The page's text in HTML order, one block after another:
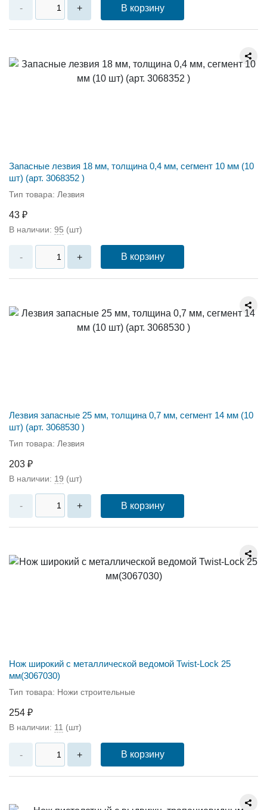
- + В корзину
Запасные лезвия 18 мм, толщина 0,4 мм, сегмент 10 мм (10
шт) (арт. 3068352 )
Тип товара: Лезвия
43 ₽
В наличии: 95 (шт)
- + В корзину
Лезвия запасные 25 мм, толщина 0,7 мм, сегмент 14 мм (10
шт) (арт. 3068530 )
Тип товара: Лезвия
203 ₽
В наличии: 19 (шт)
- + В корзину
Нож широкий с металлической ведомой Twist-Lock 25
мм(3067030)
Тип товара: Ножи строительные
254 ₽
В наличии: 11 (шт)
- + В корзину